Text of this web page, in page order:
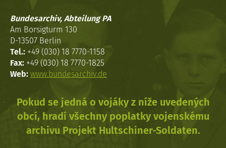
Bundesarchiv, Abteilung PA
Am Borsigturm 130
D-13507 Berlin
Tel.: +49 (030) 18 7770-1158
Fax: +49 (030) 18 7770-1825
Web: www.bundesarchiv.de
Pokud se jedná o vojáky z níže uvedených
obcí, hradí všechny poplatky vojenskému
archivu Projekt Hultschiner-Soldaten.